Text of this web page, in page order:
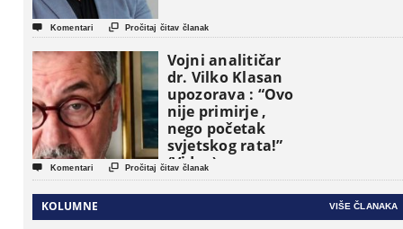
 Komentari  Pročitaj čitav članak
Vojni analitičar
dr. Vilko Klasan
upozorava : “Ovo
nije primirje ,
nego početak
svjetskog rata!”
(Video)
 Komentari  Pročitaj čitav članak
KOLUMNE VIŠE ČLANAKA